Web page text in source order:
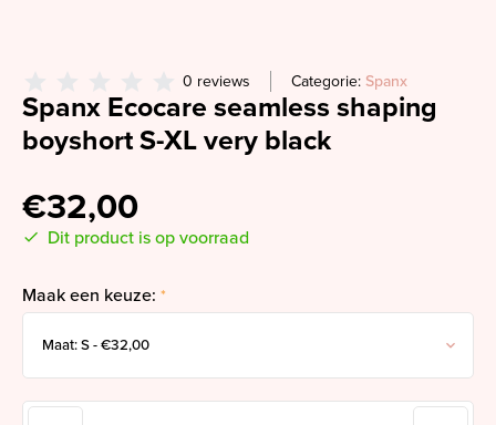
0 reviews Categorie: Spanx
Spanx Ecocare seamless shaping
boyshort S-XL very black
€32,00
Dit product is op voorraad
Maak een keuze: *